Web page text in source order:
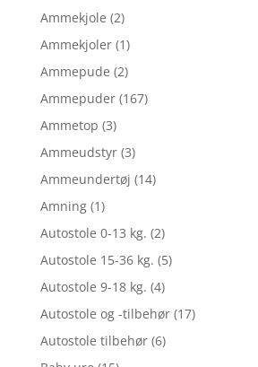
Ammekjole (2)
Ammekjoler (1)
Ammepude (2)
Ammepuder (167)
Ammetop (3)
Ammeudstyr (3)
Ammeundertøj (14)
Amning (1)
Autostole 0-13 kg. (2)
Autostole 15-36 kg. (5)
Autostole 9-18 kg. (4)
Autostole og -tilbehør (17)
Autostole tilbehør (6)